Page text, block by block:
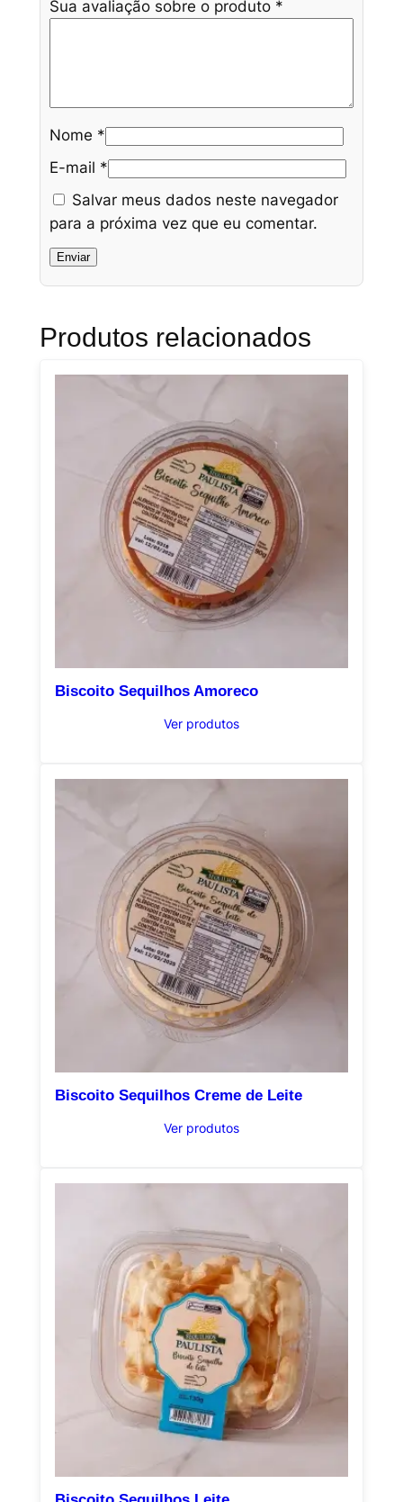
Sua avaliação sobre o produto *
Nome *
E-mail *
Salvar meus dados neste navegador
para a próxima vez que eu comentar.
Produtos relacionados
Biscoito Sequilhos Amoreco
Ver produtos
Biscoito Sequilhos Creme de Leite
Ver produtos